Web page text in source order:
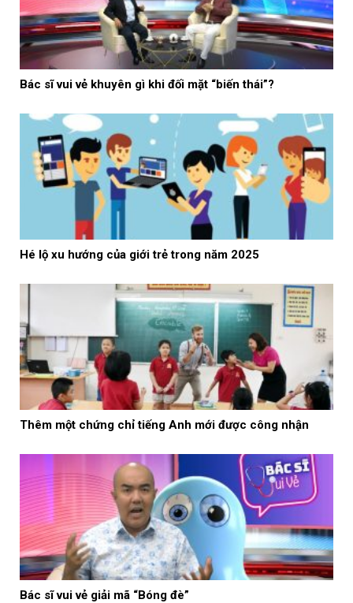
Bác sĩ vui vẻ khuyên gì khi đối mặt “biến thái”?
Hé lộ xu hướng của giới trẻ trong năm 2025
Thêm một chứng chỉ tiếng Anh mới được công nhận
Bác sĩ vui vẻ giải mã “Bóng đè”